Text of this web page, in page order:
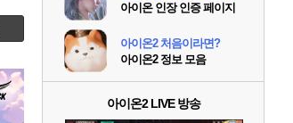
아이온 인장 인증 페이지
아이온2 처음이라면?
아이온2 정보 모음
아이온2 LIVE 방송